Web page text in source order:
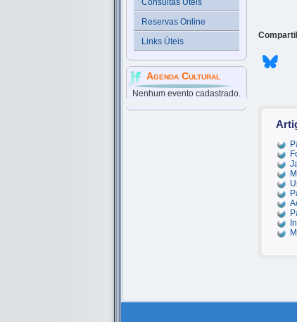
Consultas Úteis
Reservas Online
Links Úteis
Agenda Cultural
Nenhum evento cadastrado.